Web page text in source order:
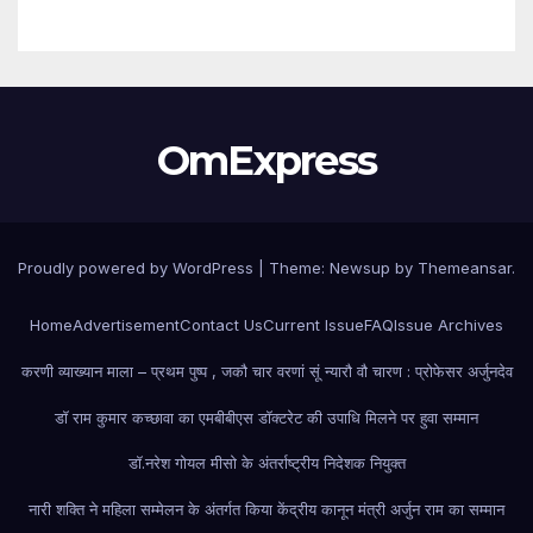
OmExpress
Proudly powered by WordPress Theme: Newsup by Themeansar.
HomeAdvertisementContact UsCurrent IssueFAQIssue Archives
करणी व्याख्यान माला – प्रथम पुष्प , जकौ चार वरणां सूं न्यारौ वौ चारण : प्रोफेसर अर्जुनदेव
डॉ राम कुमार कच्छावा का एमबीबीएस डॉक्टरेट की उपाधि मिलने पर हुवा सम्मान
डॉ.नरेश गोयल मीसो के अंतर्राष्ट्रीय निदेशक नियुक्त
नारी शक्ति ने महिला सम्मेलन के अंतर्गत किया केंद्रीय कानून मंत्री अर्जुन राम का सम्मान